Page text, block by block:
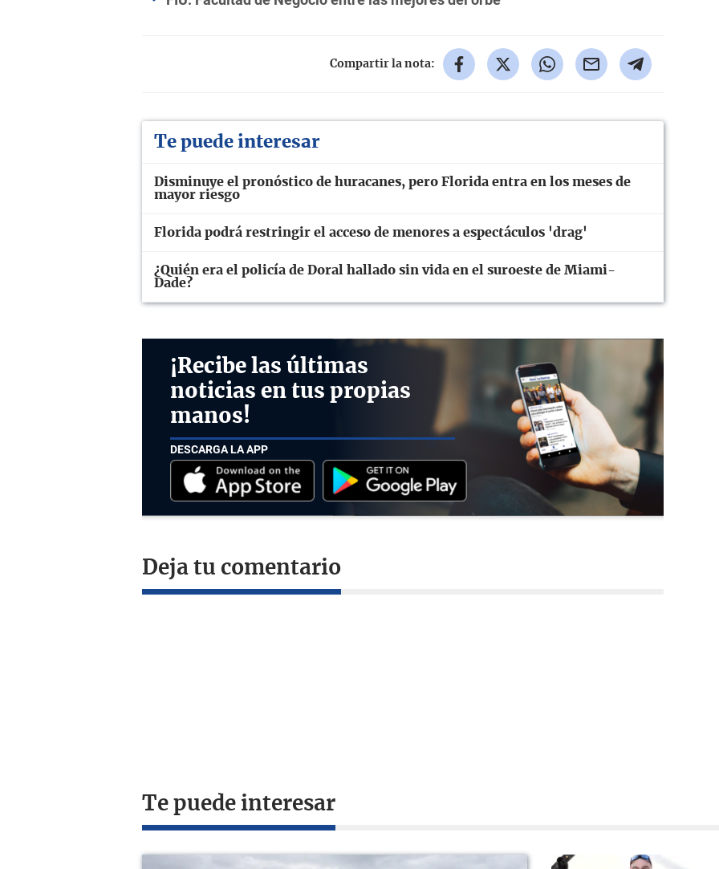
Compartir la nota:
Te puede interesar
Disminuye el pronóstico de huracanes, pero Florida entra en los meses de
mayor riesgo
Florida podrá restringir el acceso de menores a espectáculos 'drag'
¿Quién era el policía de Doral hallado sin vida en el suroeste de Miami-
Dade?
¡Recibe las últimas
noticias en tus propias
manos!
DESCARGA LA APP
Deja tu comentario
Te puede interesar